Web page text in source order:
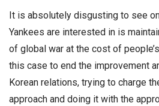
It is absolutely disgusting to see
Yankees are interested in is
of global war at the cost of
this case to end the improvement
Korean relations, trying to charge
approach and doing it with the